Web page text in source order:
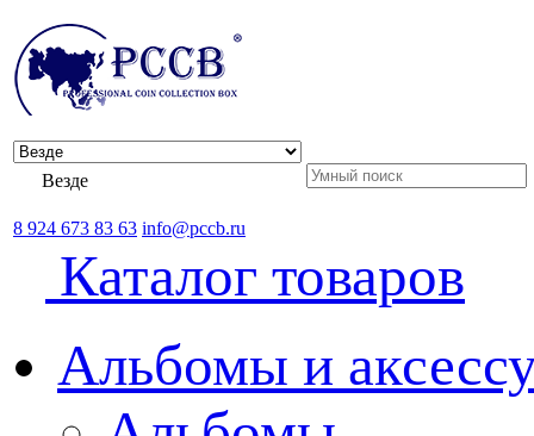
Везде
8 924 673 83 63 info@pccb.ru
Каталог товаров
Альбомы и